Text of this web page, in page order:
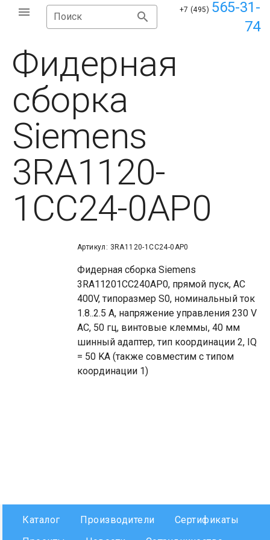
Поиск
+7 (495) 565-31-
74
Фидерная
сборка
Siemens
3RA1120-
1CC24-0AP0
Артикул: 3RA1120-1CC24-0AP0
Фидерная сборка Siemens
3RA11201CC240AP0, прямой пуск, AC
400V, типоразмер S0, номинальный ток
1.8..2.5 A, напряжение управления 230 V
AC, 50 гц, винтовые клеммы, 40 мм
шинный адаптер, тип координации 2, IQ
= 50 KA (также совместим с типом
координации 1)
Каталог Производители
Сертификаты